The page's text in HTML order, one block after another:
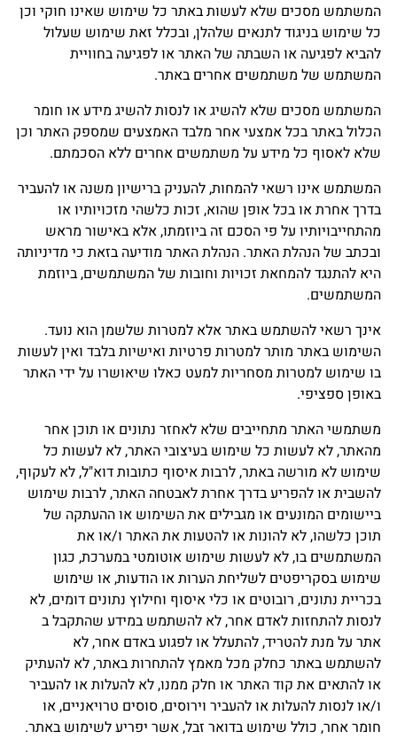
המשתמש מסכים שלא לעשות באתר כל שימוש שאינו חוקי וכן
כל שימוש בניגוד לתנאים שלהלן, ובכלל זאת שימוש שעלול
להביא לפגיעה או השבתה של האתר או לפגיעה בחוויית
המשתמש של משתמשים אחרים באתר.
המשתמש מסכים שלא להשיג או לנסות להשיג מידע או חומר
הכלול באתר בכל אמצעי אחר מלבד האמצעים שמספק האתר וכן
שלא לאסוף כל מידע על משתמשים אחרים ללא הסכמתם.
המשתמש אינו רשאי להמחות, להעניק ברישיון משנה או להעביר
בדרך אחרת או בכל אופן שהוא, זכות כלשהי מזכויותיו או
מהתחייבויותיו על פי הסכם זה ביוזמתו, אלא באישור מראש
ובכתב של הנהלת האתר. הנהלת האתר מודיעה בזאת כי מדיניותה
היא להתנגד להמחאת זכויות וחובות של המשתמשים, ביוזמת
המשתמשים.
אינך רשאי להשתמש באתר אלא למטרות שלשמן הוא נועד.
השימוש באתר מותר למטרות פרטיות ואישיות בלבד ואין לעשות
בו שימוש למטרות מסחריות למעט כאלו שיאושרו על ידי האתר
באופן ספציפי.
משתמשי האתר מתחייבים שלא לאחזר נתונים או תוכן אחר
מהאתר, לא לעשות כל שימוש בעיצובי האתר, לא לעשות כל
שימוש לא מורשה באתר, לרבות איסוף כתובות דוא"ל, לא לעקוף,
להשבית או להפריע בדרך אחרת לאבטחה האתר, לרבות שימוש
ביישומים המונעים או מגבילים את השימוש או ההעתקה של
תוכן כלשהו, לא להונות או להטעות את האתר ו/או את
המשתמשים בו, לא לעשות שימוש אוטומטי במערכת, כגון
שימוש בסקריפטים לשליחת הערות או הודעות, או שימוש
בכריית נתונים, רובוטים או כלי איסוף וחילוץ נתונים דומים, לא
לנסות להתחזות לאדם אחר, לא להשתמש במידע שהתקבל ב
אתר על מנת להטריד, להתעלל או לפגוע באדם אחר, לא
להשתמש באתר כחלק מכל מאמץ להתחרות באתר, לא להעתיק
או להתאים את קוד האתר או חלק ממנו, לא להעלות או להעביר
ו/או לנסות להעלות או להעביר וירוסים, סוסים טרויאניים, או
חומר אחר, כולל שימוש בדואר זבל, אשר יפריע לשימוש באתר.